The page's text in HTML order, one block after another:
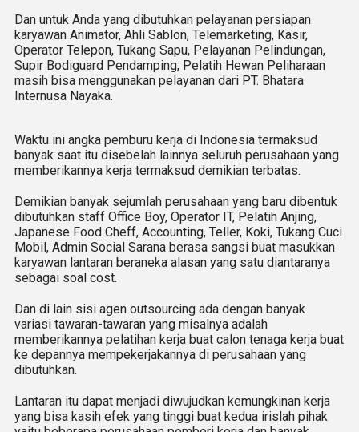
Dan untuk Anda yang dibutuhkan pelayanan persiapan
karyawan Animator, Ahli Sablon, Telemarketing, Kasir,
Operator Telepon, Tukang Sapu, Pelayanan Pelindungan,
Supir Bodiguard Pendamping, Pelatih Hewan Peliharaan
masih bisa menggunakan pelayanan dari PT. Bhatara
Internusa Nayaka.
Waktu ini angka pemburu kerja di Indonesia termaksud
banyak saat itu disebelah lainnya seluruh perusahaan yang
memberikannya kerja termaksud demikian terbatas.
Demikian banyak sejumlah perusahaan yang baru dibentuk
dibutuhkan staff Office Boy, Operator IT, Pelatih Anjing,
Japanese Food Cheff, Accounting, Teller, Koki, Tukang Cuci
Mobil, Admin Social Sarana berasa sangsi buat masukkan
karyawan lantaran beraneka alasan yang satu diantaranya
sebagai soal cost.
Dan di lain sisi agen outsourcing ada dengan banyak
variasi tawaran-tawaran yang misalnya adalah
memberikannya pelatihan kerja buat calon tenaga kerja buat
ke depannya mempekerjakannya di perusahaan yang
dibutuhkan.
Lantaran itu dapat menjadi diwujudkan kemungkinan kerja
yang bisa kasih efek yang tinggi buat kedua irislah pihak